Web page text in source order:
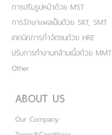
การปรับรูปหน้าด้วย MST
การรักษาแผลเป็นด้วย SRT, SMT
เทคนิคการกำจัดขนด้วย HRE
ปรับการทำงานกล้ามเนื้อด้วย MMT
Other
ABOUT US
Our Company